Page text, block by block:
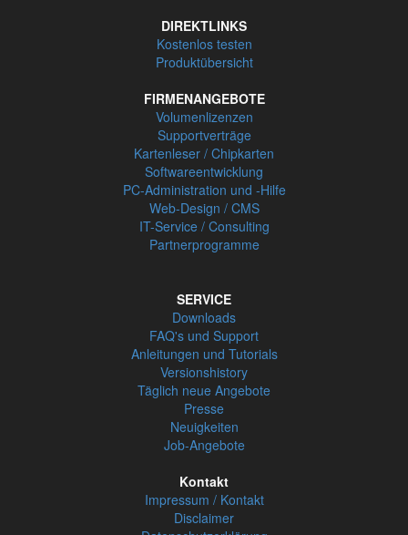
DIREKTLINKS
Kostenlos testen
Produktübersicht
FIRMENANGEBOTE
Volumenlizenzen
Supportverträge
Kartenleser / Chipkarten
Softwareentwicklung
PC-Administration und -Hilfe
Web-Design / CMS
IT-Service / Consulting
Partnerprogramme
SERVICE
Downloads
FAQ's und Support
Anleitungen und Tutorials
Versionshistory
Täglich neue Angebote
Presse
Neuigkeiten
Job-Angebote
Kontakt
Impressum / Kontakt
Disclaimer